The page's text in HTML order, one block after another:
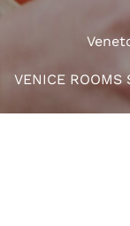
VENICE